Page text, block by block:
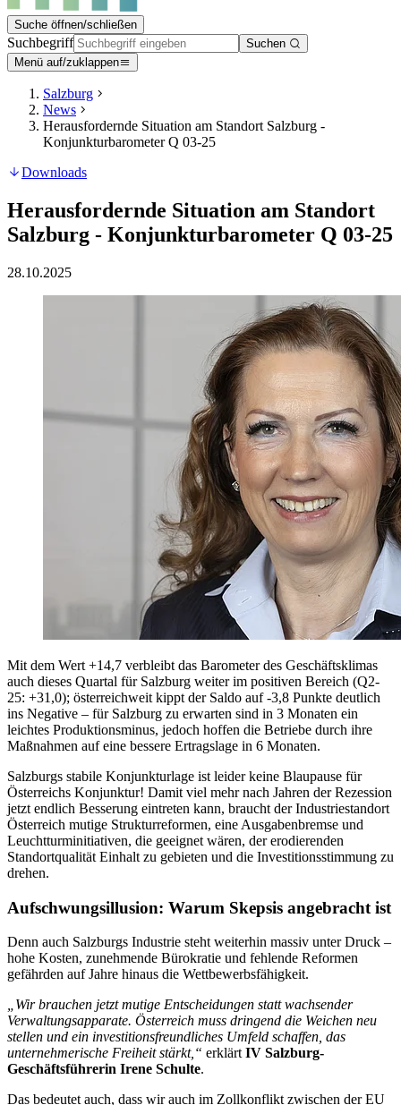
Suche öffnen/schließen
Suchbegriff
Suchen
Menü auf/zuklappen
Salzburg
News
Herausfordernde Situation am Standort Salzburg -
Konjunkturbarometer Q 03-25
Downloads
Herausfordernde Situation am Standort
Salzburg - Konjunkturbarometer Q 03-25
28.10.2025
Mit dem Wert +14,7 verbleibt das Barometer des Geschäftsklimas
auch dieses Quartal für Salzburg weiter im positiven Bereich (Q2-
25: +31,0); österreichweit kippt der Saldo auf -3,8 Punkte deutlich
ins Negative – für Salzburg zu erwarten sind in 3 Monaten ein
leichtes Produktionsminus, jedoch hoffen die Betriebe durch ihre
Maßnahmen auf eine bessere Ertragslage in 6 Monaten.
Salzburgs stabile Konjunkturlage ist leider keine Blaupause für
Österreichs Konjunktur! Damit viel mehr nach Jahren der Rezession
jetzt endlich Besserung eintreten kann, braucht der Industriestandort
Österreich mutige Strukturreformen, eine Ausgabenbremse und
Leuchtturminitiativen, die geeignet wären, der erodierenden
Standortqualität Einhalt zu gebieten und die Investitionsstimmung zu
drehen.
Aufschwungsillusion: Warum Skepsis angebracht ist
Denn auch Salzburgs Industrie steht weiterhin massiv unter Druck –
hohe Kosten, zunehmende Bürokratie und fehlende Reformen
gefährden auf Jahre hinaus die Wettbewerbsfähigkeit.
„Wir brauchen jetzt mutige Entscheidungen statt wachsender
Verwaltungsapparate. Österreich muss dringend die Weichen neu
stellen und ein investitionsfreundliches Umfeld schaffen, das
unternehmerische Freiheit stärkt,“ erklärt IV Salzburg-
Geschäftsführerin Irene Schulte.
Das bedeutet auch, dass wir auch im Zollkonflikt zwischen der EU